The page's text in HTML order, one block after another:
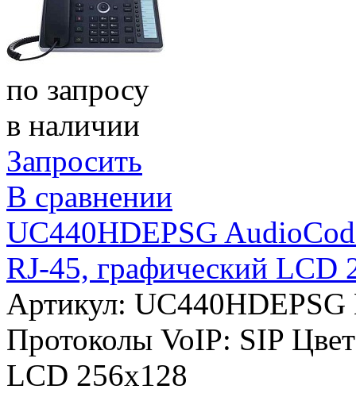
по запросу
в наличии
Запросить
В сравнении
UC440HDEPSG
RJ-45, графический LCD
Артикул: UC440HDEPSG
Протоколы VoIP: SIP
LCD 256х128